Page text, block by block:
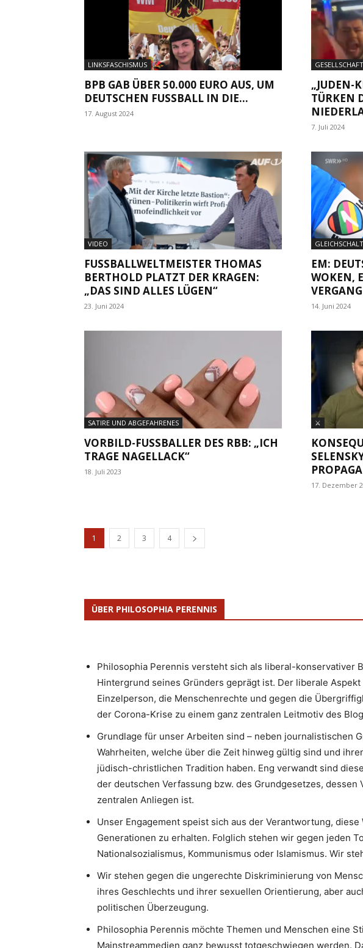
LINKSFASCHISMUS
BPB GAB ÜBER 50.000 EURO AUS, UM
DEUTSCHEN FUSSBALL IN DIE...
17. August 2024
GESELLSCHAFT
„JUDEN-
TÜRKEN
7. Juli 2024
VIDEO
FUSSBALLWELTMEISTER THOMAS B
ERTHOLD PLATZT DER KRAGEN: „
DAS SIND ALLES LÜGEN“
23. Juni 2024
EM:
WOKEN,
14. Juni 2024
SATIRE UND ABGEFAHRENES
VORBILD-FUSSBALLER DES RBB: „ICH T
RAGE NAGELLACK“
18. Juli 2023
⚔
17. Dezember
1 2 3 4
ÜBER PHILOSOPHIA PERENNIS
Philosophia Perennis versteht sich als liberal-konservativer
Hintergrund seines Gründers geprägt ist. Der liberale
Einzelperson, die Menschenrechte und gegen die
der Corona-Krise zu einem ganz zentralen Leitmotiv des
Grundlage für unser Arbeiten sind – neben journalistischen
Wahrheiten, welche über die Zeit hinweg gültig sind und
jüdisch-christlichen Tradition haben. Eng verwandt sind
der deutschen Verfassung bzw. des Grundgesetzes,
zentralen Anliegen ist.
Unser Engagement speist sich aus der Verantwortung,
Generationen zu erhalten. Folglich stehen wir gegen jeden
Nationalsozialismus, Kommunismus oder Islamismus. Wir
Wir stehen gegen die ungerechte Diskriminierung von
ihres Geschlechts und ihrer sexuellen Orientierung, aber
politischen Überzeugung.
Philosophia Perennis möchte Themen und Menschen eine
Mainstreammedien ganz bewusst totgeschwiegen werden.